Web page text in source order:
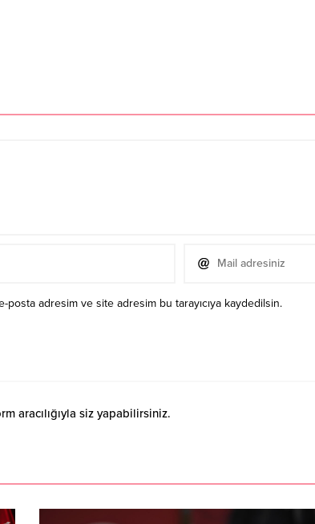
posta adresim ve site adresim bu tarayıcıya kaydedilsin.
aracılığıyla siz yapabilirsiniz.